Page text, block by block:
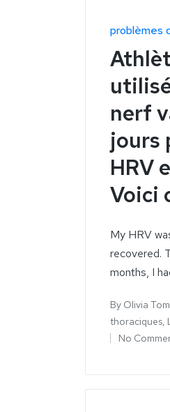
problèmes
nerf
jours
HRV
Voici
My HRV
recovered.
months, I
By Olivia
thoraciques,
No